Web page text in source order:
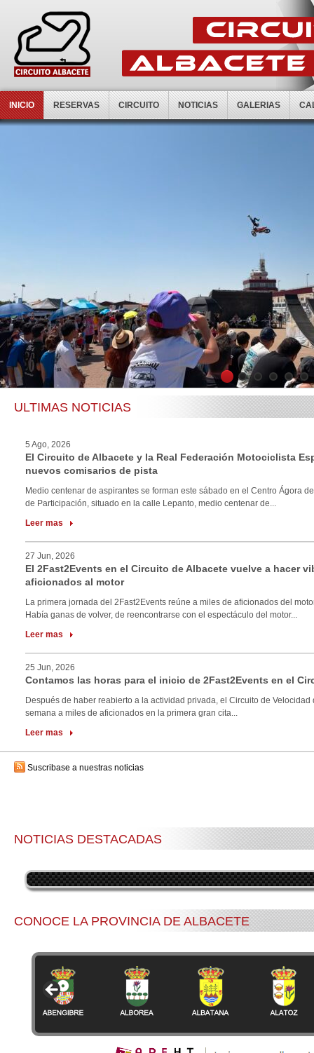
INICIO RESERVAS CIRCUITO NOTICIAS GALERIAS
1 2 3 4 5 6
ULTIMAS NOTICIAS
5 Ago, 2026
El Circuito de Albacete y la Real Federación Motociclista
nuevos comisarios de pista
Medio centenar de aspirantes se forman este sábado en el Centro Ágora
de Participación, situado en la calle Lepanto, medio centenar de...
Leer mas
27 Jun, 2026
El 2Fast2Events en el Circuito de Albacete vuelve a hacer
aficionados al motor
La primera jornada del 2Fast2Events reúne a miles de aficionados del
Había ganas de volver, de reencontrarse con el espectáculo del motor...
Leer mas
25 Jun, 2026
Contamos las horas para el inicio de 2Fast2Events en el
Después de haber reabierto a la actividad privada, el Circuito de Velocidad
semana a miles de aficionados en la primera gran cita...
Leer mas
Suscribase a nuestras noticias
NOTICIAS DESTACADAS
CONOCE LA PROVINCIA DE ALBACETE